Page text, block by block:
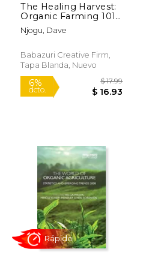
The Healing Harvest:
Organic Farming 101
(en Inglés)
Njogu, Dave
Babazuri Creative Firm,
Tapa Blanda, Nuevo